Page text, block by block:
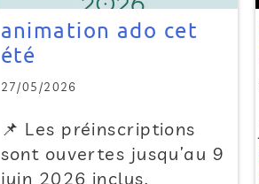
animation ado cet
été
27/05/2026
📌 Les préinscriptions
sont ouvertes jusqu’au 9
juin 2026 inclus.